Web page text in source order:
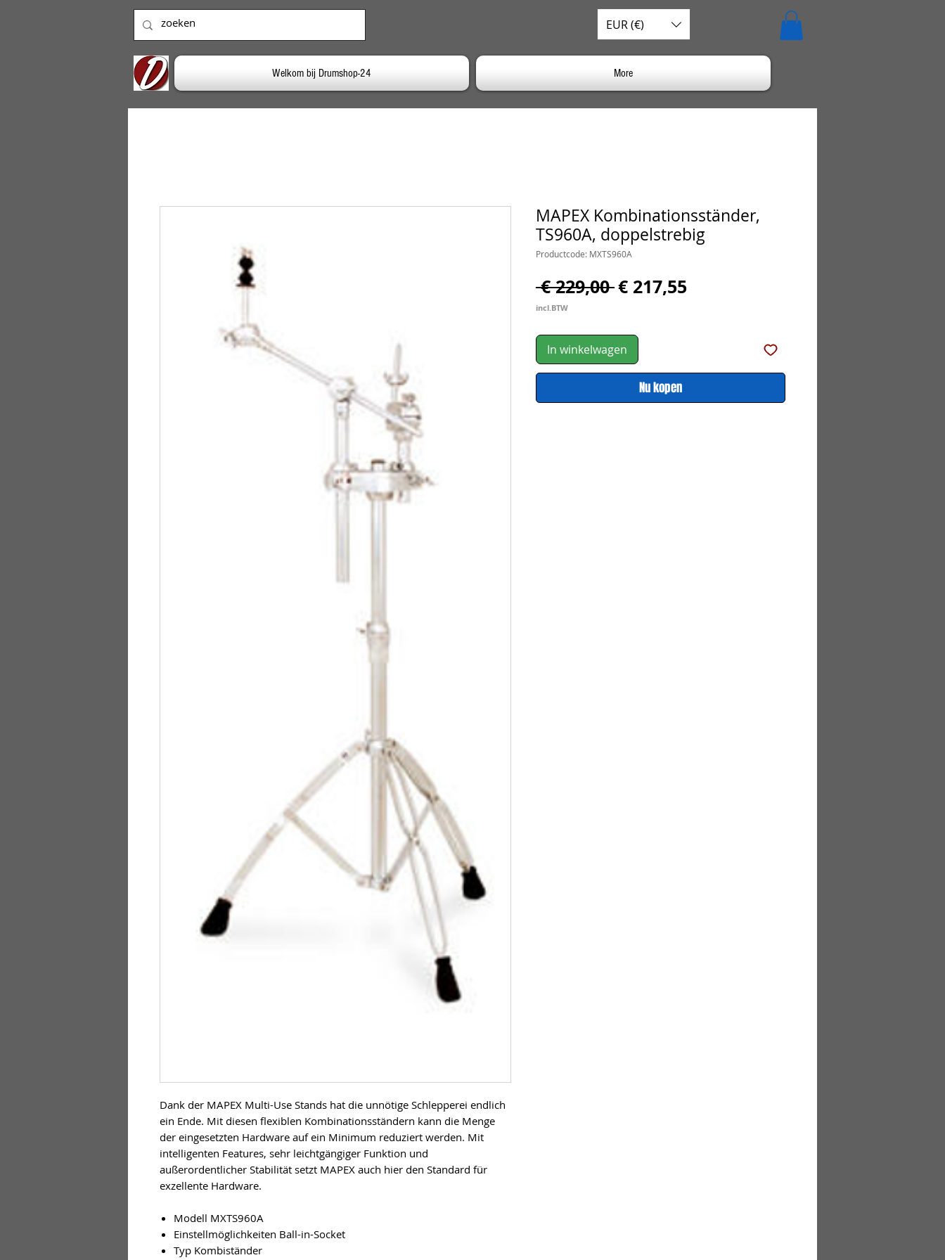
EUR (€)
Welkom bij Drumshop-24 More
Dank der MAPEX Multi-Use Stands hat die unnötige Schlepperei endlich
ein Ende. Mit diesen flexiblen Kombinationsständern kann die Menge
der eingesetzten Hardware auf ein Minimum reduziert werden. Mit
intelligenten Features, sehr leichtgängiger Funktion und
außerordentlicher Stabilität setzt MAPEX auch hier den Standard für
exzellente Hardware.
Modell MXTS960A
Einstellmöglichkeiten Ball-in-Socket
Typ Kombiständer
MAPEX Kombinationsständer,
TS960A, doppelstrebig
Productcode: MXTS960A
€ 229,00 Normale
€ 217,55Verkoopprijs
incl.BTW
In winkelwagen
Nu kopen